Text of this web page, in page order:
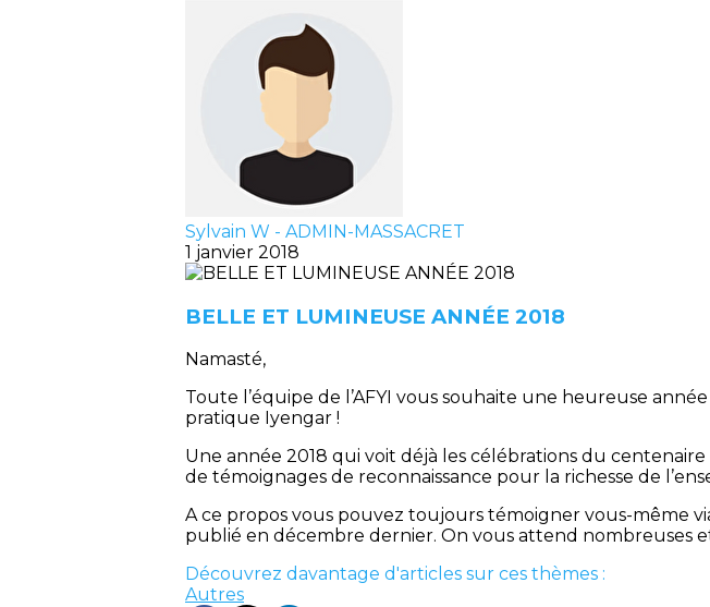
Sylvain W - ADMIN-MASSACRET
1 janvier 2018
BELLE ET LUMINEUSE ANNÉE 2018
Namasté,
Toute l’équipe de l’AFYI vous souhaite une heureuse
pratique Iyengar !
Une année 2018 qui voit déjà les célébrations du
de témoignages de reconnaissance pour la richesse de
A ce propos vous pouvez toujours témoigner vous-même
publié en décembre dernier. On vous attend nombreuses
Découvrez davantage d'articles sur ces thèmes :
Autres